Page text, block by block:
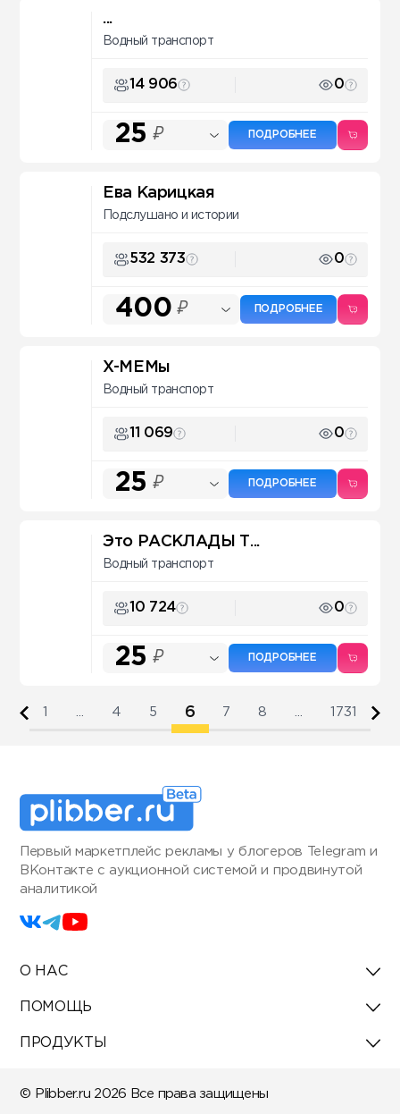
...
Водный транспорт
14 906 0
25 ₽ ПОДРОБНЕЕ
Ева Карицкая
Подслушано и истории
532 373 0
400 ₽ ПОДРОБНЕЕ
X-МЕМы
Водный транспорт
11 069 0
25 ₽ ПОДРОБНЕЕ
Это РАСКЛАДЫ Т...
Водный транспорт
10 724 0
25 ₽ ПОДРОБНЕЕ
4 5 6 7 8 1731
Первый маркетплейс рекламы у блогеров Telegram и
ВКонтакте с аукционной системой и продвинутой
аналитикой
О НАС
ПОМОЩЬ
ПРОДУКТЫ
© Plibber.ru 2026 Все права защищены